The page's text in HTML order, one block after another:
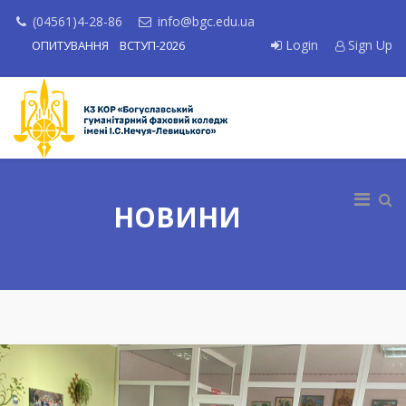
(04561)4-28-86
info@bgc.edu.ua
Login
Sign Up
ОПИТУВАННЯ ВСТУП-2026
НОВИНИ